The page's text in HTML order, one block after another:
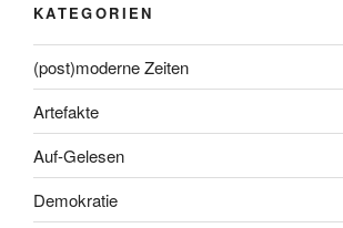
KATEGORIEN
(post)moderne Zeiten
Artefakte
Auf-Gelesen
Demokratie